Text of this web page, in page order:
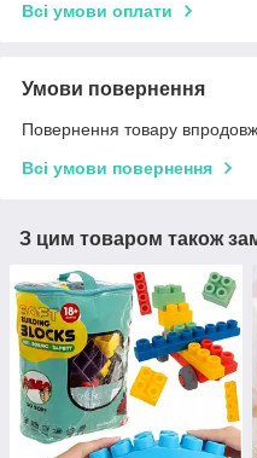
Всі умови оплати
Умови повернення
Повернення товару
Всі умови повернення
З цим товаром також